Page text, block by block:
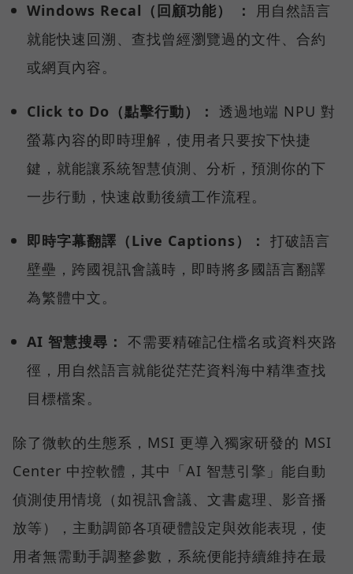
Windows Recal（回顧功能） ：
用自然語言
就能快速回溯、查找曾經瀏覽過的文件、合約
或網頁內容。
Click to Do（點擊行動）： 透過地端 NPU 對
螢幕內容的即時理解，使用者只要按下快捷
鍵，就能讓系統智慧偵測、分析，預測你的下
一步行動，快速啟動後續工作流程。
即時字幕翻譯（Live Captions）： 打破語言
壁壘，跨國視訊會議時，即時將多國語言翻譯
為繁體中文。
AI 智慧搜尋： 不需要精確記住檔名或資料夾路
徑，用自然語言就能從茫茫資料海中精準查找
目標檔案。
除了微軟的生態系，MSI 更導入獨家研發的 MSI
Center 中控軟體，其中「AI 智慧引擎」能自動
偵測使用情境（如視訊會議、文書處理、影音播
放等），主動調節各項硬體設定與效能表現，使
用者無需動手調整參數，系統便能持續維持在最